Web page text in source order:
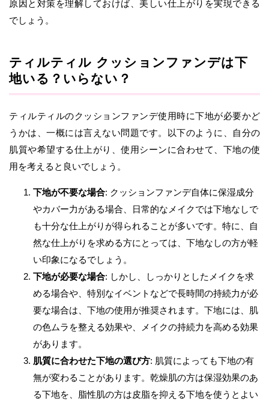
原因と対策を理解しておけば、美しい仕上がりを実現できる
でしょう。
ティルティル クッションファンデは下
地いる？いらない？
ティルティルのクッションファンデ使用時に下地が必要かど
うかは、一概には言えない問題です。以下のように、自分の
肌質や希望する仕上がり、使用シーンに合わせて、下地の使
用を考えると良いでしょう。
下地が不要な場合: クッションファンデ自体に保湿成分
やカバー力がある場合、日常的なメイクでは下地なしで
も十分な仕上がりが得られることが多いです。特に、自
然な仕上がりを求める方にとっては、下地なしの方が軽
い印象になるでしょう。
下地が必要な場合: しかし、しっかりとしたメイクを求
める場合や、特別なイベントなどで長時間の持続力が必
要な場合は、下地の使用が推奨されます。下地には、肌
の色ムラを整える効果や、メイクの持続力を高める効果
があります。
肌質に合わせた下地の選び方: 肌質によっても下地の有
無が変わることがあります。乾燥肌の方は保湿効果のあ
る下地を、脂性肌の方は皮脂を抑える下地を使うとよい